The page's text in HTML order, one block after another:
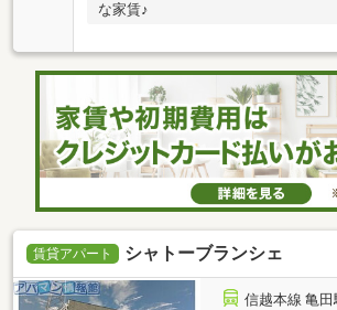
な家賃♪
賃貸アパート シャトーブランシェ
信越本線 亀田